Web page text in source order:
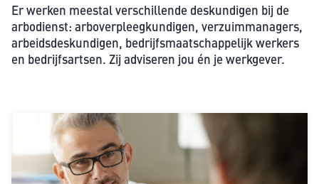
Er werken meestal verschillende deskundigen bij de
arbodienst: arboverpleegkundigen, verzuimmanagers,
arbeidsdeskundigen, bedrijfsmaatschappelijk werkers
en bedrijfsartsen. Zij adviseren jou én je werkgever.